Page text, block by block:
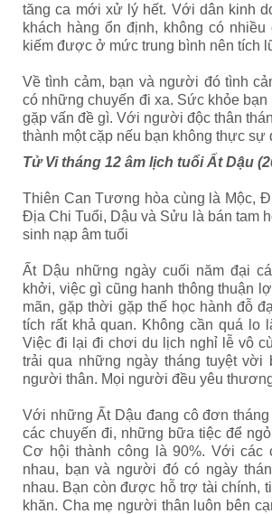
tăng ca mới xử lý hết. Với dân kinh
khách hàng ổn định, không có nhiều
kiếm được ở mức trung bình nên tích
Về tình cảm, bạn và người đó tình
có những chuyến đi xa. Sức khỏe bạn
gặp vấn đề gì. Với người độc thân
thành một cặp nếu bạn không thực sự
Tử Vi tháng 12 âm lịch tuổi Ất Dậu
Thiên Can Tương hòa cùng là Mộc,
Địa Chi Tuổi, Dậu và Sửu là bán tam
sinh nạp âm tuổi
Ất Dậu những ngày cuối năm đại
khởi, việc gì cũng hanh thông thuận
mãn, gặp thời gặp thế học hành đỗ
tích rất khả quan. Không cần quá lo
Việc đi lại đi chơi du lịch nghỉ lễ vô
trải qua những ngày tháng tuyệt vời
người thân. Mọi người đều yêu
Với những Ất Dậu đang cô đơn tháng
các chuyến đi, những bữa tiệc để
Cơ hội thành công là 90%. Với các
nhau, bạn và người đó có ngày
nhau. Bạn còn được hỗ trợ tài chính,
khăn. Cha mẹ người thân luôn bên